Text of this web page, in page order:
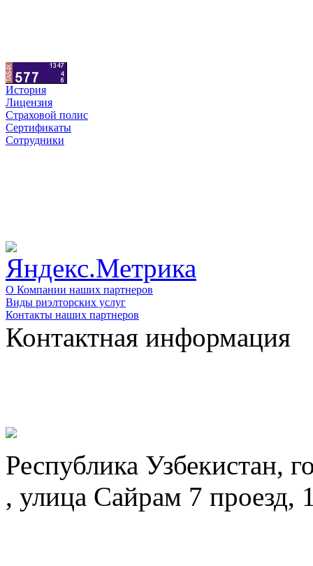
История
Лицензия
Страховой полис
Сертификаты
Сотрудники
О Компании наших партнеров
Виды риэлторских услуг
Контакты наших партнеров
Контактная информация
Республика Узбекистан,
, улица Сайрам 7 проезд,